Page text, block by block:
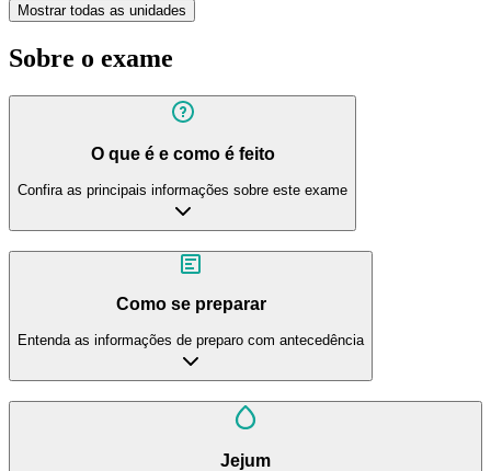
Mostrar todas as unidades
Sobre o exame
O que é e como é feito
Confira as principais informações sobre este exame
Como se preparar
Entenda as informações de preparo com antecedência
Jejum